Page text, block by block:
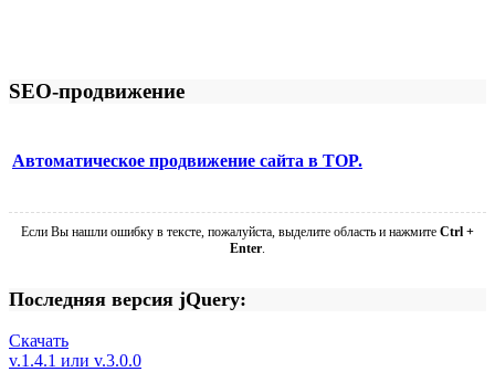
SEO-продвижение
Автоматическое продвижение сайта в TOP.
Если Вы нашли ошибку в тексте, пожалуйста, выделите область и нажмите Ctrl +
Enter.
Последняя версия jQuery:
Скачать
v.1.4.1 или v.3.0.0